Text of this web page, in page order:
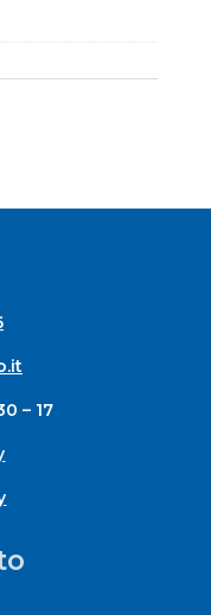
– 17